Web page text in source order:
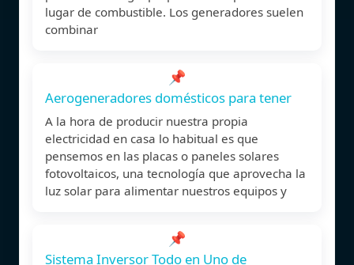
lugar de combustible. Los generadores suelen
combinar
📌
Aerogeneradores domésticos para tener
A la hora de producir nuestra propia
electricidad en casa lo habitual es que
pensemos en las placas o paneles solares
fotovoltaicos, una tecnología que aprovecha la
luz solar para alimentar nuestros equipos y
📌
Sistema Inversor Todo en Uno de